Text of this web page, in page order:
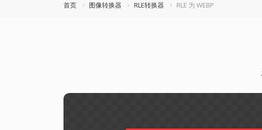
首页 图像转换器 RLE转换器 RLE 为 WEBP